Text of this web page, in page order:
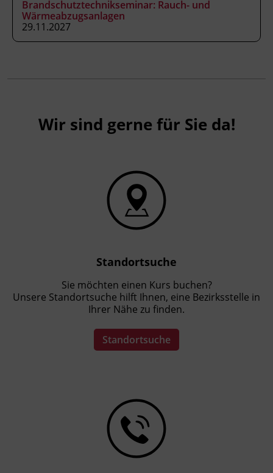
Ausstellung oder letzter Verlängerung
höchstens fünf Jahre und drei Monate
vergangen sind. Bitte bringen Sie Ihren
Brandschutztechnikseminar: Rauch- und
Wärmeabzugsanlagen
29.11.2027
Wir sind gerne für Sie da!
Standortsuche
Sie möchten einen Kurs buchen?
Unsere Standortsuche hilft Ihnen, eine Bezirksstelle in
Ihrer Nähe zu finden.
Standortsuche